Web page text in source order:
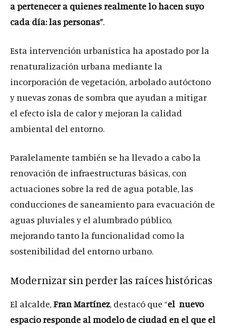
a pertenecer a quienes realmente lo hacen suyo
cada día: las personas”.
Esta intervención urbanística ha apostado por la
renaturalización urbana mediante la
incorporación de vegetación, arbolado autóctono
y nuevas zonas de sombra que ayudan a mitigar
el efecto isla de calor y mejoran la calidad
ambiental del entorno.
Paralelamente también se ha llevado a cabo la
renovación de infraestructuras básicas, con
actuaciones sobre la red de agua potable, las
conducciones de saneamiento para evacuación de
aguas pluviales y el alumbrado público,
mejorando tanto la funcionalidad como la
sostenibilidad del entorno urbano.
Modernizar sin perder las raíces históricas
El alcalde,Fran Martínez, destacó que “el nuevo
espacioresponde al modelo de ciudad en el que el